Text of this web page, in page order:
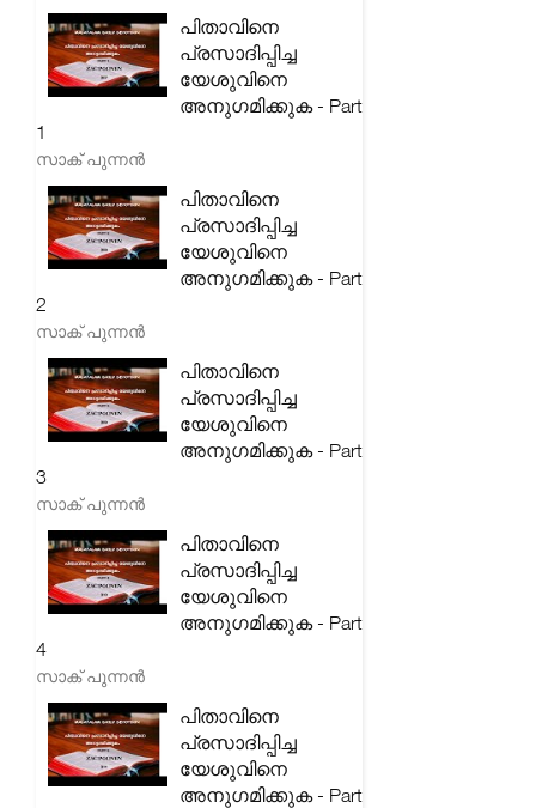
പിതാവിനെ
പ്രസാദിപ്പിച്ച
യേശുവിനെ
അനുഗമിക്കുക - Part
1
സാക് പുന്നൻ
പിതാവിനെ
പ്രസാദിപ്പിച്ച
യേശുവിനെ
അനുഗമിക്കുക - Part
2
സാക് പുന്നൻ
പിതാവിനെ
പ്രസാദിപ്പിച്ച
യേശുവിനെ
അനുഗമിക്കുക - Part
3
സാക് പുന്നൻ
പിതാവിനെ
പ്രസാദിപ്പിച്ച
യേശുവിനെ
അനുഗമിക്കുക - Part
4
സാക് പുന്നൻ
പിതാവിനെ
പ്രസാദിപ്പിച്ച
യേശുവിനെ
അനുഗമിക്കുക - Part